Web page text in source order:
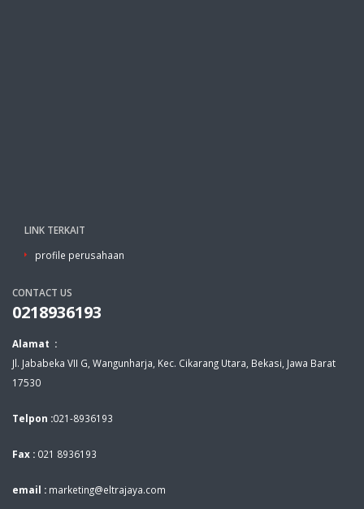
LINK TERKAIT
profile perusahaan
CONTACT US
0218936193
Alamat :
Jl. Jababeka VII G, Wangunharja, Kec. Cikarang Utara, Bekasi, Jawa Barat
17530
Telpon :021-8936193
Fax : 021 8936193
email : marketing@eltrajaya.com